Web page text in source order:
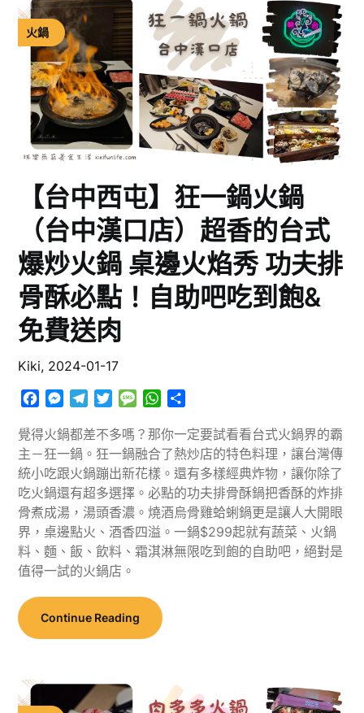
火鍋
【台中西屯】狂一鍋火鍋
（台中漢口店）超香的台式
爆炒火鍋 桌邊火焰秀 功夫排
骨酥必點！自助吧吃到飽&
免費送肉
Kiki, 2024-01-17
Facebook
Messenger
TelegramTwitterMessageWhatsApp
覺得火鍋都差不多嗎？那你一定要試看看台式火鍋界的霸
主－狂一鍋。狂一鍋融合了熱炒店的特色料理，讓台灣傳
統小吃跟火鍋蹦出新花樣。還有多樣經典炸物，讓你除了
吃火鍋還有超多選擇。必點的功夫排骨酥鍋把香酥的炸排
骨煮成湯，湯頭香濃。燒酒烏骨雞蛤蜊鍋更是讓人大開眼
界，桌邊點火、酒香四溢。一鍋$299起就有蔬菜、火鍋
料、麵、飯、飲料、霜淇淋無限吃到飽的自助吧，絕對是
值得一試的火鍋店。
Continue Reading